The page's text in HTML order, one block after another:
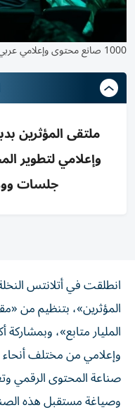
1000 صانع محتوى وإعلامي عربي يشاركون في «ملتقى المؤثرين»
وإعلامي لتطوير
جلسات
انطلقت في أتلانتس
المؤثرين»، بتنظيم من
المليار متابع»،
وإعلامي من مختلف
صناعة المحتوى الرقمي
وصياغة مستقبل هذه